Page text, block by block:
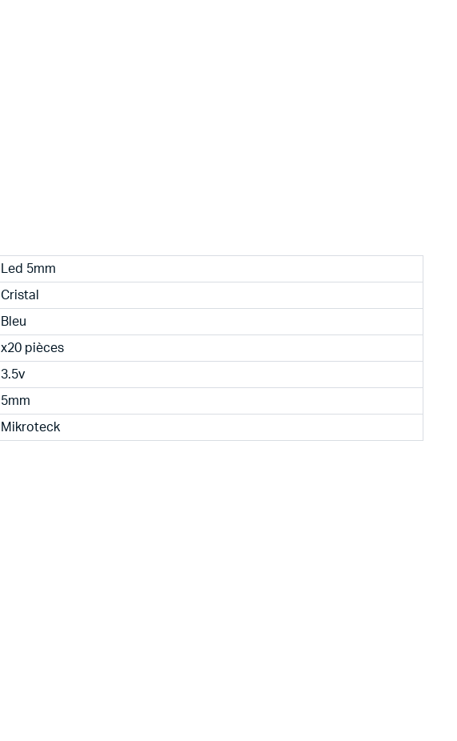
Led 5mm
Cristal
Bleu
x20 pièces
3.5v
5mm
Mikroteck